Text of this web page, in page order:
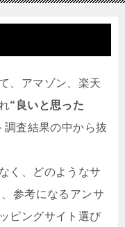
、アマゾン、楽天
“良いと思った
調査結果の中から抜
く、どのようなサ
参考になるアンサ
ピングサイト選び